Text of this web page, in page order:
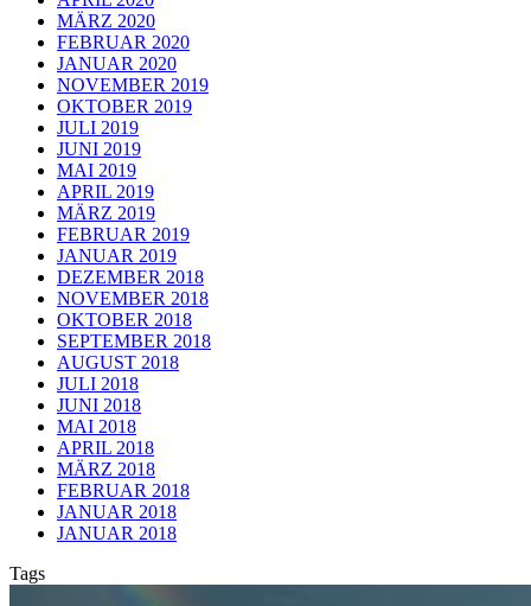
MÄRZ 2020
FEBRUAR 2020
JANUAR 2020
NOVEMBER 2019
OKTOBER 2019
JULI 2019
JUNI 2019
MAI 2019
APRIL 2019
MÄRZ 2019
FEBRUAR 2019
JANUAR 2019
DEZEMBER 2018
NOVEMBER 2018
OKTOBER 2018
SEPTEMBER 2018
AUGUST 2018
JULI 2018
JUNI 2018
MAI 2018
APRIL 2018
MÄRZ 2018
FEBRUAR 2018
JANUAR 2018
JANUAR 2018
Tags